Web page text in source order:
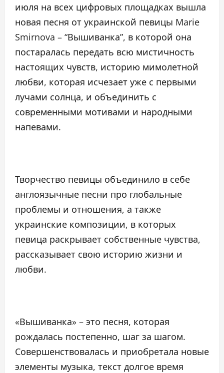
июля на всех цифровых площадках вышла
новая песня от украинской певицы Marie
Smirnova – “Вышиванка”, в которой она
постаралась передать всю мистичность
настоящих чувств, историю мимолетной
любви, которая исчезает уже с первыми
лучами солнца, и объединить с
современными мотивами и народными
напевами.
Творчество певицы объединило в себе
англоязычные песни про глобальные
проблемы и отношения, а также
украинские композиции, в которых
певица раскрывает собственные чувства,
рассказывает свою историю жизни и
любви.
«Вышиванка» – это песня, которая
рождалась постепенно, шаг за шагом.
Совершенствовалась и приобретала новые
элементы музыка, текст долгое время